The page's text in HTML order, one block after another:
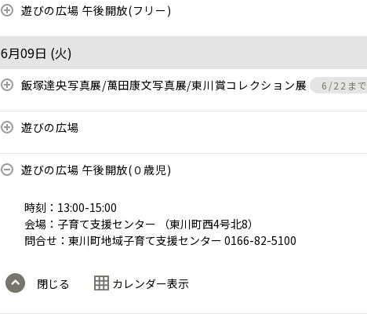
遊びの広場 午後開放(フリー)
6月09日 (火)
飯塚達央写真展/萬田康文写真展/東川賞コレクション展 6/22まで
遊びの広場
遊びの広場 午後開放(０歳児)
時刻：13:00-15:00
会場：子育て支援センター （東川町西4号北8）
問合せ：東川町地域子育て支援センター 0166-82-5100
閉じる カレンダー表示